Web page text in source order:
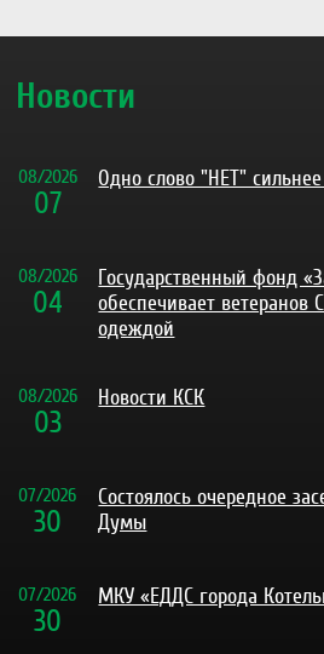
Новости
07
08/2026 Одно слово "НЕТ"
04
08/2026
Государственный фонд
обеспечивает ветеранов
одеждой
03
08/2026 Новости КСК
30
07/2026
Состоялось очередное
Думы
30
07/2026 МКУ «ЕДДС города